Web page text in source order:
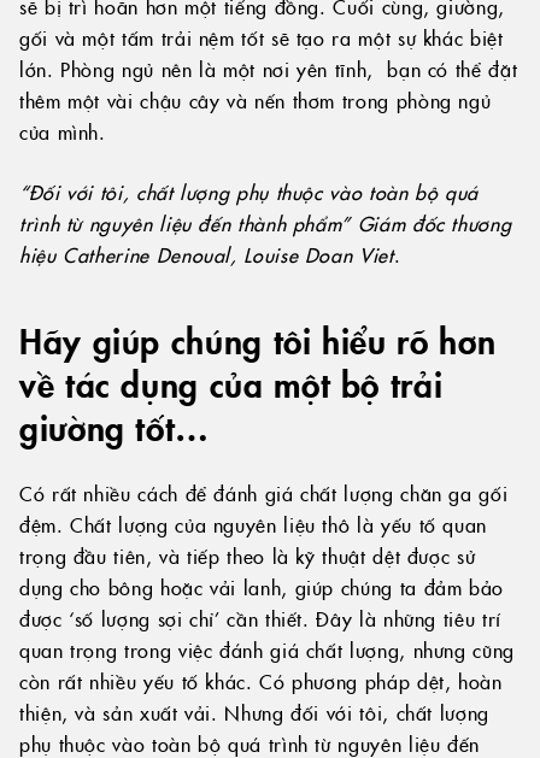
sẽ bị trì hoãn hơn một tiếng đồng. Cuối cùng, giường,
gối và một tấm trải nệm tốt sẽ tạo ra một sự khác biệt
lớn. Phòng ngủ nên là một nơi yên tĩnh, bạn có thể đặt
thêm một vài chậu cây và nến thơm trong phòng ngủ
của mình.
“Đối với tôi, chất lượng phụ thuộc vào toàn bộ quá
trình từ nguyên liệu đến thành phẩm” Giám đốc thương
hiệu Catherine Denoual, Louise Doan Viet.
Hãy giúp chúng tôi hiểu rõ hơn
về tác dụng của một bộ trải
giường tốt…
Có rất nhiều cách để đánh giá chất lượng chăn ga gối
đệm. Chất lượng của nguyên liệu thô là yếu tố quan
trọng đầu tiên, và tiếp theo là kỹ thuật dệt được sử
dụng cho bông hoặc vải lanh, giúp chúng ta đảm bảo
được ‘số lượng sợi chỉ’ cần thiết. Đây là những tiêu trí
quan trọng trong việc đánh giá chất lượng, nhưng cũng
còn rất nhiều yếu tố khác. Có phương pháp dệt, hoàn
thiện, và sản xuất vải. Nhưng đối với tôi, chất lượng
phụ thuộc vào toàn bộ quá trình từ nguyên liệu đến